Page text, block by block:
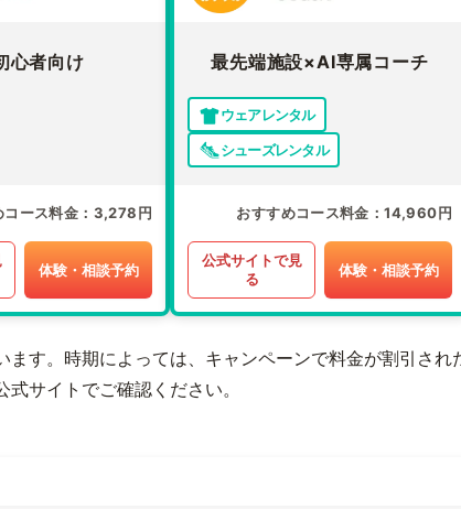
心者向け
コース料金 3,278円
体験・相談予約
最先端施設×AI専属コーチ
ウェアレンタル
シューズレンタル
おすすめコース料金 14,960円
公式サイトで見
る
体験・相談予約
す。時期によっては、キャンペーンで料金が割引され
サイトでご確認ください。